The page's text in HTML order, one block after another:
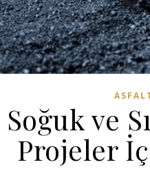
Soğuk ve
Projeler